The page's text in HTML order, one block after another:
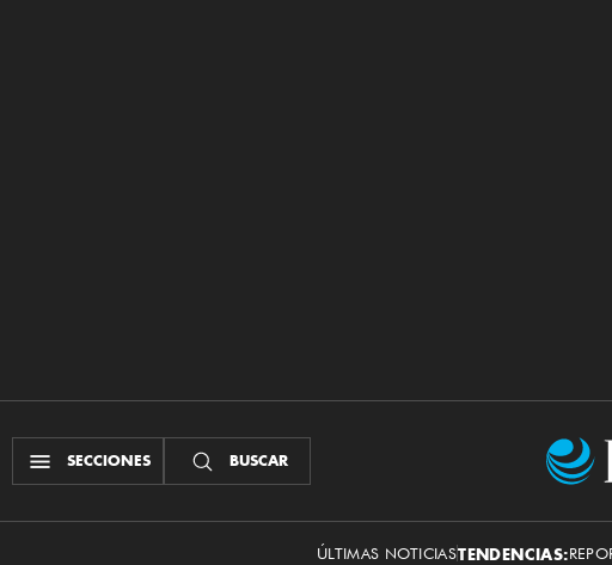
SECCIONES BUSCAR
ÚLTIMAS NOTICIASTENDENCIAS: